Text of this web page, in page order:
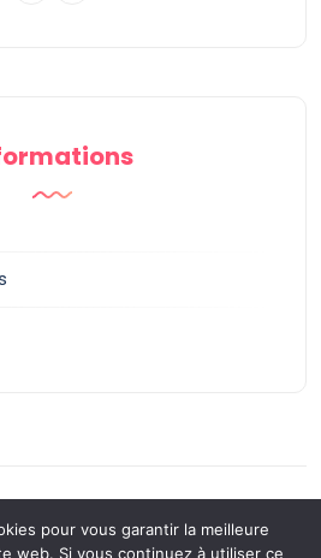
pour vous garantir la meilleure
web. Si vous continuez à utiliser ce